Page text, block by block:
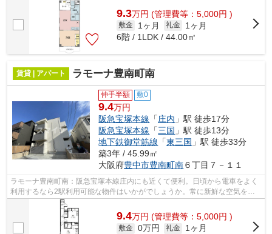
9.3万円 (管理費等：5,000円 )
敷金 1ヶ月 礼金
1ヶ月
6階 / 1LDK / 44.00㎡
賃貸 | アパート ラモーナ豊南町南
仲手半額 敷0
9.4万円
阪急宝塚本線 「庄内 」駅 徒歩17分
阪急宝塚本線 「三国 」駅 徒歩13分
地下鉄御堂筋線 「東三国 」駅 徒歩33分
築3年 / 45.99㎡
大阪府豊中市豊南町南６丁目７－１１
ラモーナ豊南町南：阪急宝塚本線庄内にも近くて便利。日頃から電車をよく
利用するなら2駅利用可能な物件はいかがでしょうか。常に新鮮な空気を取
り入れられる通風良好な間取りのアパー...
9.4万円 (管理費等：5,000円 )
敷金 0万円 礼金
1ヶ月